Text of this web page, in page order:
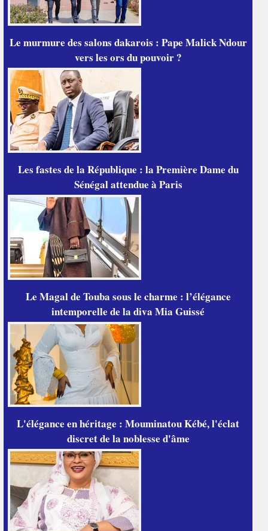
Le murmure des salons dakarois : Pape Malick Ndour
vers les ors du pouvoir ?
Les fastes de la République : la Première Dame du
Sénégal attendue à Paris
Le Magal de Touba sous le charme : l’élégance
intemporelle de la diva Mia Guissé
L'élégance en héritage : Mouminatou Kébé, l'éclat
discret de la noblesse d'âme